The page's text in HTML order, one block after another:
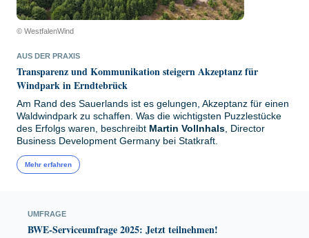
© WestfalenWind
AUS DER PRAXIS
Transparenz und Kommunikation steigern Akzeptanz für
Windpark in Erndtebrück
Am Rand des Sauerlands ist es gelungen, Akzeptanz für einen
Waldwindpark zu schaffen. Was die wichtigsten Puzzlestücke
des Erfolgs waren, beschreibt Martin Vollnhals , Director
Business Development Germany bei Statkraft.
Mehr erfahren
UMFRAGE
BWE-Serviceumfrage 2025: Jetzt teilnehmen!